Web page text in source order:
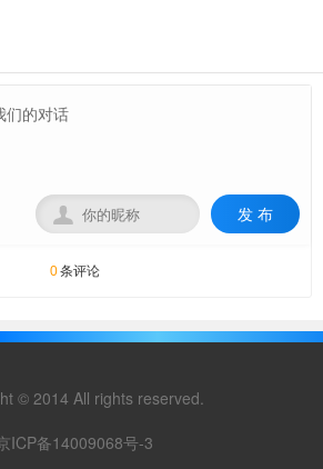
发 布

0条评论
© 2014 All rights reserved.
ICP备14009068号-3